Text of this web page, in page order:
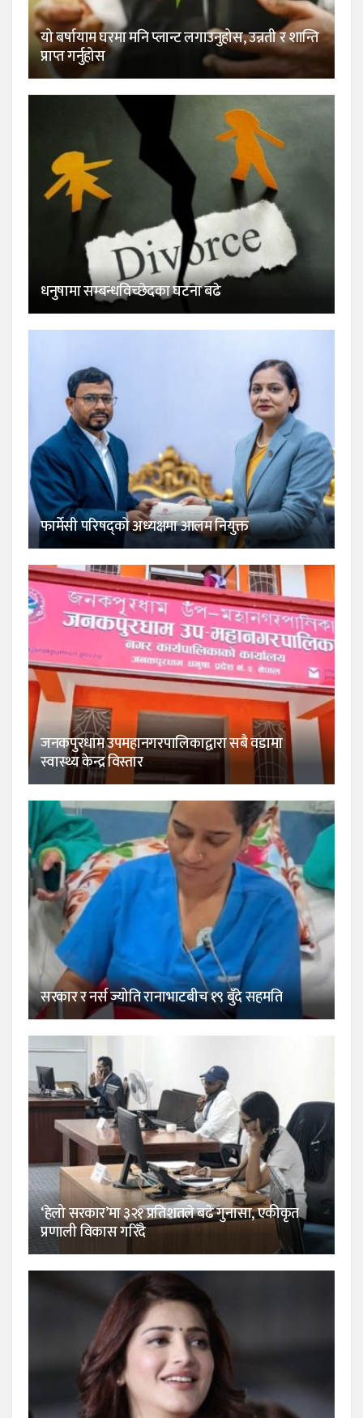
यो बर्षायाम घरमा मनि प्लान्ट लगाउनुहोस, उन्नती र शान्ति
प्राप्त गर्नुहोस
धनुषामा सम्बन्धविच्छेदका घटना बढे
फार्मेसी परिषद्को अध्यक्षमा आलम नियुक्त
जनकपुरधाम उपमहानगरपालिकाद्वारा सबै वडामा
स्वास्थ्य केन्द्र विस्तार
सरकार र नर्स ज्योति रानाभाटबीच १९ बुँदे सहमति
‘हेलो सरकार’मा ३२१ प्रतिशतले बढे गुनासा, एकीकृत
प्रणाली विकास गरिँदै